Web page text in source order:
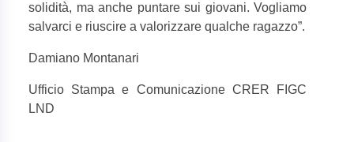
solidità, ma anche puntare sui giovani. Vogliamo
salvarci e riuscire a valorizzare qualche ragazzo”.
Damiano Montanari
Ufficio Stampa e Comunicazione CRER FIGC
LND